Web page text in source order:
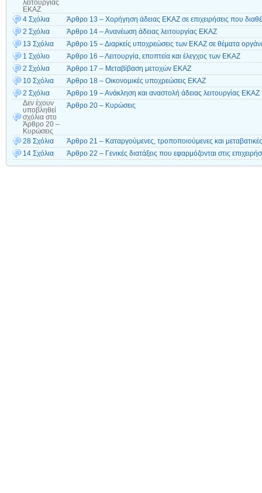
λειτουργίας
ΕΚΑΖ
4 Σχόλια
Άρθρο 13 – Χορήγηση άδειας ΕΚΑΖ σε επιχειρήσεις που
2 Σχόλια
Άρθρο 14 – Ανανέωση άδειας λειτουργίας ΕΚΑΖ
13 Σχόλια
Άρθρο 15 – Διαρκείς υποχρεώσεις των ΕΚΑΖ σε θέματα
1 Σχόλιο
Άρθρο 16 – Λειτουργία, εποπτεία και έλεγχος των ΕΚΑΖ
2 Σχόλια
Άρθρο 17 – Μεταβίβαση μετοχών ΕΚΑΖ
10 Σχόλια
Άρθρο 18 – Οικονομικές υποχρεώσεις ΕΚΑΖ
2 Σχόλια
Άρθρο 19 – Ανάκληση και αναστολή άδειας λειτουργίας ΕΚΑΖ
Δεν έχουν
υποβληθεί
σχόλια στο
Άρθρο 20 –
Κυρώσεις
Άρθρο 20 – Κυρώσεις
28 Σχόλια
Άρθρο 21 – Καταργούμενες, τροποποιούμενες και μεταβατικές
14 Σχόλια
Άρθρο 22 – Γενικές διατάξεις που εφαρμόζονται στις